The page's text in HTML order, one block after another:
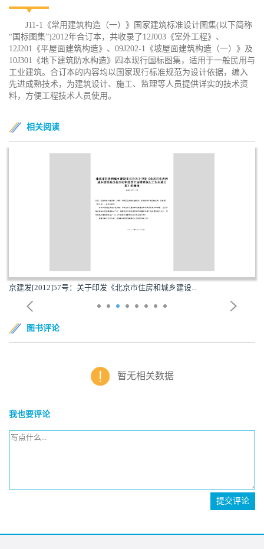
J11-1《常用建筑构造（一）》国家建筑标准设计图集(以下简称
“国标图集”)2012年合订本，共收录了12J003《室外工程》、
12J201《平屋面建筑构造》、09J202-1《坡屋面建筑构造（一）》及
10J301《地下建筑防水构造》四本现行国标图集，适用于一般民用与
工业建筑。合订本的内容均以国家现行标准规范为设计依据，编入
先进成熟技术，为建筑设计、施工、监理等人员提供详实的技术资
料，方便工程技术人员使用。
相关阅读
京建发[2012]57号：关于印发《北京市住房和城乡建设...
图书评论
暂无相关数据
我也要评论
提交评论